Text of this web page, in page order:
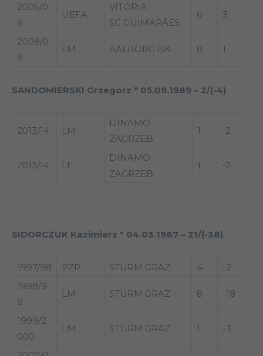
2005/0
6
UEFA
VITÓRIA
SC GUIMARÃES
6 3
2008/0
9
LM AALBORG BK 8 1
SANDOMIERSKI Grzegorz * 05.09.1989 – 2/(-4)
2013/14 LM
DINAMO
ZAGRZEB
1 -2
2013/14 LE
DINAMO
ZAGRZEB
1 -2
SIDORCZUK Kazimierz * 04.03.1967 – 21/(-38)
1997/98 PZP STURM GRAZ 4
-2
1998/9
9
LM STURM GRAZ 8 -18
1999/2
000
LM STURM GRAZ 1 -3